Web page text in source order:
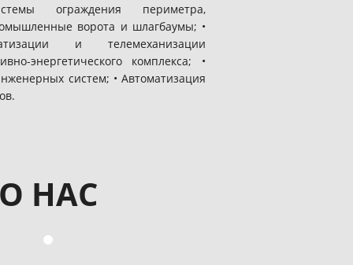
ограждения периметра,
ворота и шлагбаумы; •
и телемеханизации
энергетического комплекса; •
систем; • Автоматизация
НАС